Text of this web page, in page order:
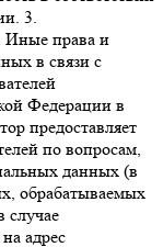
3.
права и
в связи с
Федерации в
предоставляет
по вопросам,
данных (в
обрабатываемых
случае
адрес